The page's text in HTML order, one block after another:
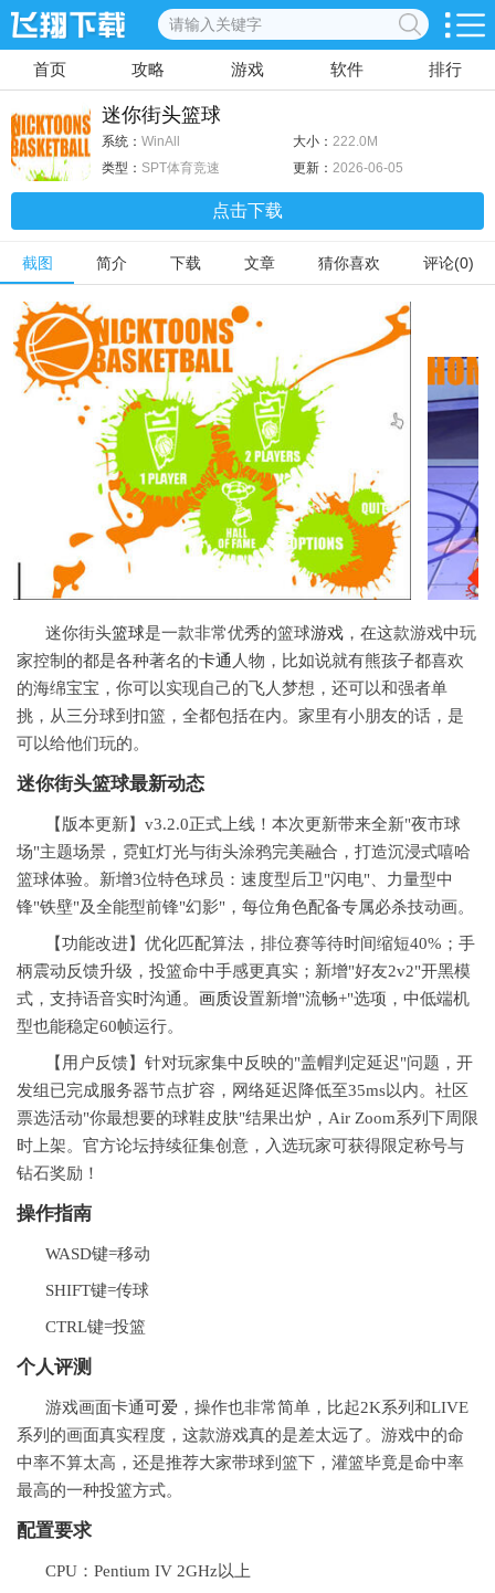
首页 攻略 游戏 软件 排行
迷你街头篮球
系统： WinAll 大小： 222.0M
类型： SPT体育竞速 更新： 2026-06-05
点击下载
截图 简介 下载 文章 猜你喜欢 评论(0)
迷你街头篮球是一款非常优秀的篮球游戏 ，在这款游戏中玩
家控制的都是各种著名的卡通 人物，比如说就有熊孩子都喜欢
的海绵宝宝，你可以实现自己的飞人梦想，还可以和强者单
挑，从三分球到扣篮，全都包括在内。家里有小朋友的话，是
可以给他们玩的。
迷你街头篮球最新动态
【版本更新】v3.2.0正式上线！本次更新带来全新"夜市球
场"主题场景，霓虹灯光与街头涂鸦完美融合，打造沉浸式嘻哈
篮球体验。新增3位特色球员：速度型后卫"闪电"、力量型中
锋"铁壁"及全能型前锋"幻影"，每位角色配备专属必杀技动画。
【功能改进】优化匹配算法，排位赛等待时间缩短40%；手
柄震动反馈升级，投篮命中手感更真实；新增"好友2v2"开黑模
式，支持语音实时沟通。 画质设置新增"流畅+"选项，中低端机
型也能稳定60帧运行。
【用户反馈】针对玩家集中反映的"盖帽判定延迟"问题，开
发组已完成服务器节点扩容，网络延迟降低至35ms以内。社区
票选活动"你最想要的球鞋皮肤"结果出炉，Air Zoom系列下周限
时上架。官方论坛持续征集创意，入选玩家可获得限定称号与
钻石奖励！
操作指南
WASD键=移动
SHIFT键=传球
CTRL键=投篮
个人评测
游戏画面卡通可爱 ，操作也非常简单，比起2K系列和LIVE
系列的画面真实程度，这款游戏真的是差太远了。游戏中的命
中率不算太高，还是推荐大家带球到篮下，灌篮毕竟是命中率
最高的一种投篮方式。
配置要求
CPU：Pentium IV 2GHz以上